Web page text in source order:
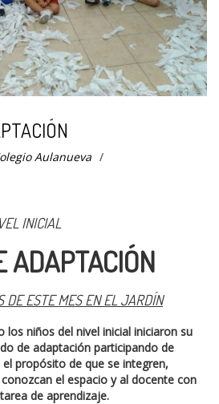
Aulanueva /
INICIAL
ADAPTACIÓN
DE ESTE MES EN EL JARDÍN
los niños del nivel inicial iniciaron su
de adaptación participando de
propósito de que se integren,
el espacio y al docente con
de aprendizaje.